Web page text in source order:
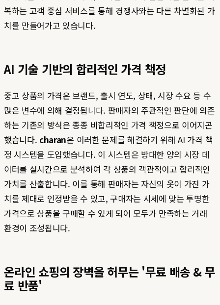
복하는 고객 중심 서비스를 통해 경쟁사와는 다른 차별화된 가
치를 만들어가고 있습니다.
AI 기술 기반의 합리적인 가격 책정
중고 상품의 가격은 브랜드, 출시 연도, 상태, 시장 수요 등 수
많은 변수에 의해 결정됩니다. 판매자의 주관적인 판단에 의존
하는 기존의 방식은 종종 비합리적인 가격 책정으로 이어지곤
했습니다. charan은 이러한 문제를 해결하기 위해 AI 가격 책
정 시스템을 도입했습니다. 이 시스템은 방대한 양의 시장 데
이터를 실시간으로 분석하여 각 상품의 객관적이고 합리적인
가치를 산출합니다. 이를 통해 판매자는 자신의 옷이 가진 가
치를 제대로 인정받을 수 있고, 구매자는 시세에 맞는 투명한
가격으로 상품을 구매할 수 있게 되어 모두가 만족하는 거래
환경이 조성됩니다.
온라인 쇼핑의 장벽을 허무는 '무료 배송 & 무
료 반품'